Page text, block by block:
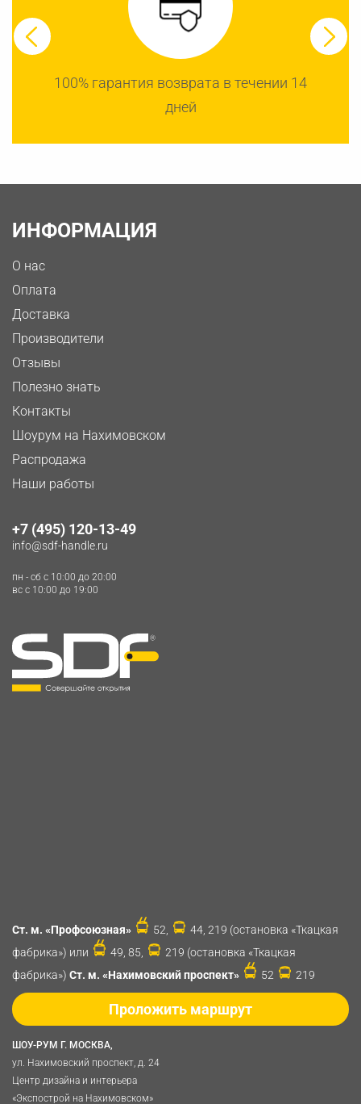
100% гарантия возврата в течении 14
дней
ИНФОРМАЦИЯ
О нас
Оплата
Доставка
Производители
Отзывы
Полезно знать
Контакты
Шоурум на Нахимовском
Распродажа
Наши работы
+7 (495) 120-13-49
info@sdf-handle.ru
пн - сб c 10:00 до 20:00
вс c 10:00 до 19:00
ШОУ-РУМ Г. МОСКВА,
ул. Нахимовский проспект, д. 24
Центр дизайна и интерьера
«Экспострой на Нахимовском»
Ст. м. «Профсоюзная» 52,
44, 219 (остановка «Ткацкая
фабрика») или
49, 85,
219 (остановка «Ткацкая
фабрика») Ст. м. «Нахимовский проспект» 52 219
Проложить маршрут